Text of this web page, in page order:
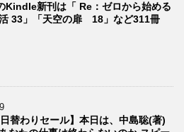
Kindle新刊は「 Re：ゼロから始める
33」「天空の扉 18」など311冊
替わりセール】本日は、中島聡(著)